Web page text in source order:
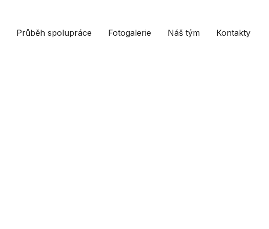
Průběh spolupráce Fotogalerie Náš tým Kontakty